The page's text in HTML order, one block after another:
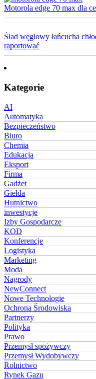
Motorola edge 70 max dla
Ślad węglowy łańcucha
raportować
Kategorie
AI
Automatyka
Bezpieczeństwo
Biuro
Chemia
Edukacja
Eksport
Firma
Gadżet
Giełda
Hutnictwo
inwestycje
Izby Gospodarcze
KOD
Konferencje
Logistyka
Marketing
Moda
Nagrody
NewConnect
Nowe Technologie
Ochrona Środowiska
Partnerzy
Polityka
Prawo
Przemysł spożywczy
Przemysł Wydobywczy
Rolnictwo
Rynek Gazu